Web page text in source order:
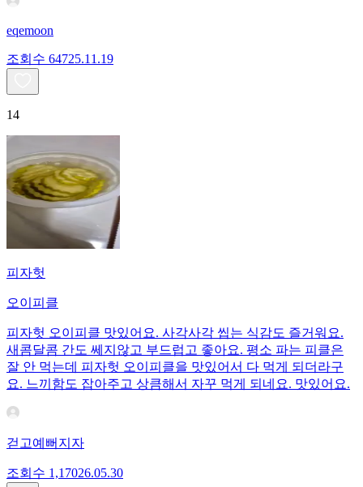
eqemoon
조회수 64725.11.19
14
피자헛
오이피클
피자헛 오이피클 맛있어요. 사각사각 씹는 식감도 즐거워요.
새콤달콤 간도 쎄지않고 부드럽고 좋아요. 평소 파는 피클은
잘 안 먹는데 피자헛 오이피클을 맛있어서 다 먹게 되더라구
요. 느끼함도 잡아주고 상큼해서 자꾸 먹게 되네요. 맛있어요.
걷고예뻐지자
조회수 1,17026.05.30